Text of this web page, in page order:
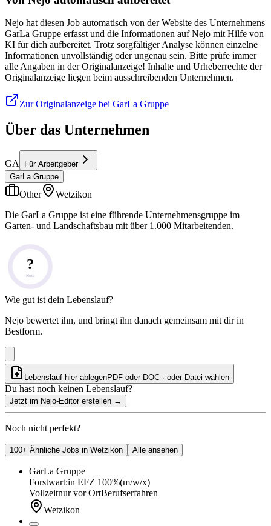
Nejo hat diesen Job automatisch von der Website des Unternehmens
GarLa Gruppe erfasst und die Informationen auf Nejo mit Hilfe von
KI für dich aufbereitet. Trotz sorgfältiger Analyse können einzelne
Informationen unvollständig oder ungenau sein. Bitte prüfe immer
alle Angaben in der Originalanzeige! Inhalte und Urheberrechte der
Originalanzeige liegen beim ausschreibenden Unternehmen.
Zur Originalanzeige bei GarLa Gruppe
Über das Unternehmen
GA
Für Arbeitgeber
GarLa Gruppe
Other
Wetzikon
Die GarLa Gruppe ist eine führende Unternehmensgruppe im
Garten- und Landschaftsbau mit über 1.000 Mitarbeitenden.
?
Note
Wie gut ist dein Lebenslauf?
Nejo bewertet ihn, und bringt ihn danach gemeinsam mit dir in
Bestform.
Lebenslauf hier ablegenPDF oder DOC · oder Datei wählen
Du hast noch keinen Lebenslauf?
Jetzt im Nejo-Editor erstellen →
Noch nicht perfekt?
100+ Ähnliche Jobs in Wetzikon Alle ansehen
GarLa Gruppe
Forstwart:in EFZ 100%(m/w/x)
Vollzeitnur vor OrtBerufserfahren
Wetzikon